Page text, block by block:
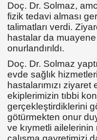
Doç. Dr. Solmaz,
fizik tedavi alması
talimatları verdi.
hastalar da
onurlandırıldı.
Doç. Dr. Solmaz
evde sağlık
hastalarımızı
ekiplerimizin tıbbi
gerçekleştirdiklerini
götürmekten onur
ve kıymetli